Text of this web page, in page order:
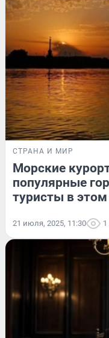
СТРАНА И МИР
Морские
популярные
туристы в этом
21 июля, 2025, 11:30 1